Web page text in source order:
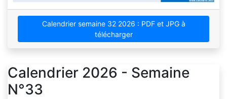
Calendrier semaine 32 2026 : PDF et JPG à
télécharger
Calendrier 2026 - Semaine
N°33